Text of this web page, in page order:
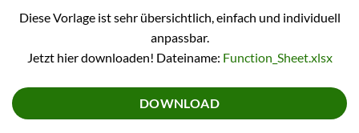
Diese Vorlage ist sehr übersichtlich, einfach und individuell
anpassbar.
Jetzt hier downloaden! Dateiname: Function_Sheet.xlsx
DOWNLOAD